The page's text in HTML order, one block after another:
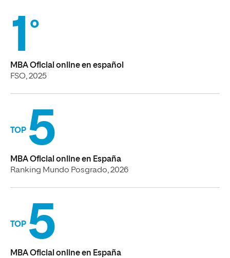
1 º
MBA Oficial online en español
FSO, 2025
TOP 5
MBA Oficial online en España
Ranking Mundo Posgrado, 2026
TOP 5
MBA Oficial online en España